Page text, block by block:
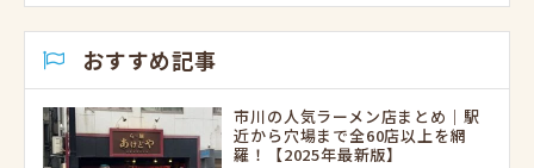
おすすめ記事
市川の人気ラーメン店まとめ｜駅
近から穴場まで全60店以上を網
羅！【2025年最新版】